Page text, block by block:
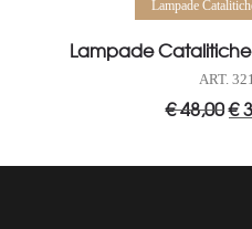
Lampade
Lampade
ART. 321
€48,00 Il
€
€